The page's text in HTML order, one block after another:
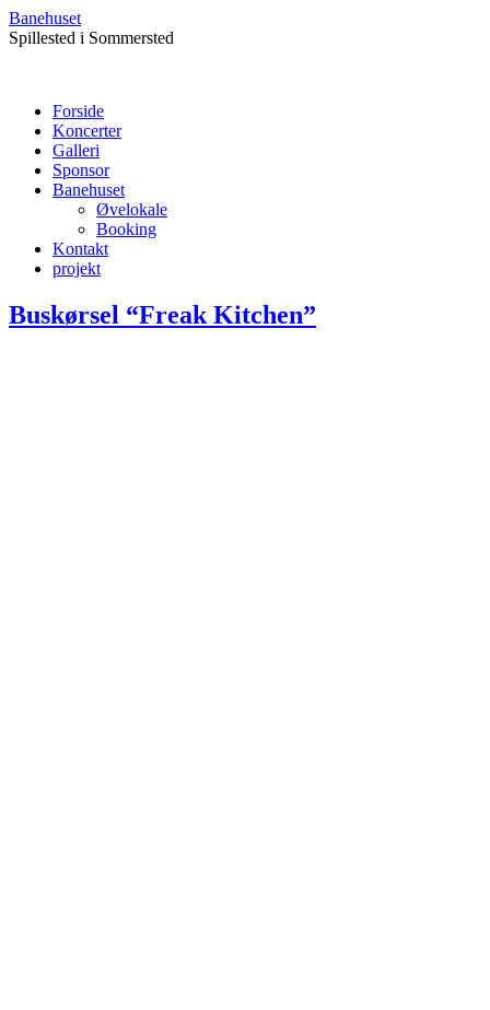
Banehuset
Spillested i Sommersted
Forside
Koncerter
Galleri
Sponsor
Banehuset
Øvelokale
Booking
Kontakt
projekt
Buskørsel “Freak Kitchen”